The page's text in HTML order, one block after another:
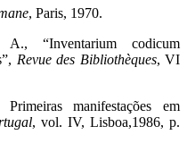
, Paris, 1970.
“Inventarium codicum
Revue des Bibliothèques, VI
manifestações em
, vol. IV, Lisboa,1986, p.